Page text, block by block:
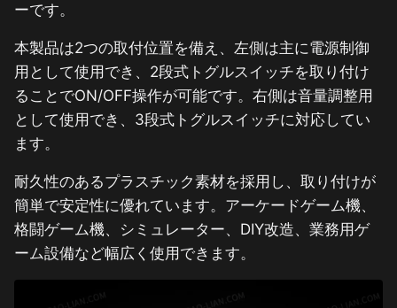
ーです。
本製品は2つの取付位置を備え、左側は主に電源制御
用として使用でき、2段式トグルスイッチを取り付け
ることでON/OFF操作が可能です。右側は音量調整用
として使用でき、3段式トグルスイッチに対応してい
ます。
耐久性のあるプラスチック素材を採用し、取り付けが
簡単で安定性に優れています。アーケードゲーム機、
格闘ゲーム機、シミュレーター、DIY改造、業務用ゲ
ーム設備など幅広く使用できます。